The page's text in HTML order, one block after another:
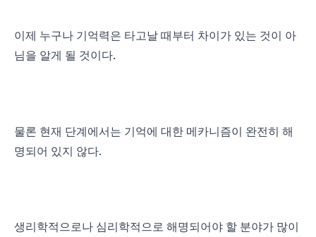
이제 누구나 기억력은 타고날 때부터 차이가 있는 것이 아
님을 알게 될 것이다.
물론 현재 단계에서는 기억에 대한 메카니즘이 완전히 해
명되어 있지 않다.
생리학적으로나 심리학적으로 해명되어야 할 분야가 많이